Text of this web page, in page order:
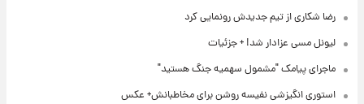
رضا شکاری از تیم جدیدش رونمایی کرد
لیونل مسی عزادار شد! + جزئیات
ماجرای پیامک "مشمول سهمیه جنگ هستید"
استوری انگیزشی نفیسه روشن برای مخاطبانش+ عکس